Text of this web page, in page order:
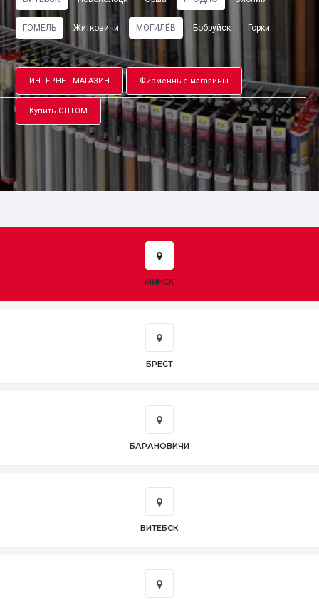
ГОМЕЛЬ Житковичи МОГИЛЁВ Бобруйск Горки
ИНТЕРНЕТ-МАГАЗИН Фирменные магазины
Купить ОПТОМ
МИНСК
БРЕСТ
БАРАНОВИЧИ
ВИТЕБСК